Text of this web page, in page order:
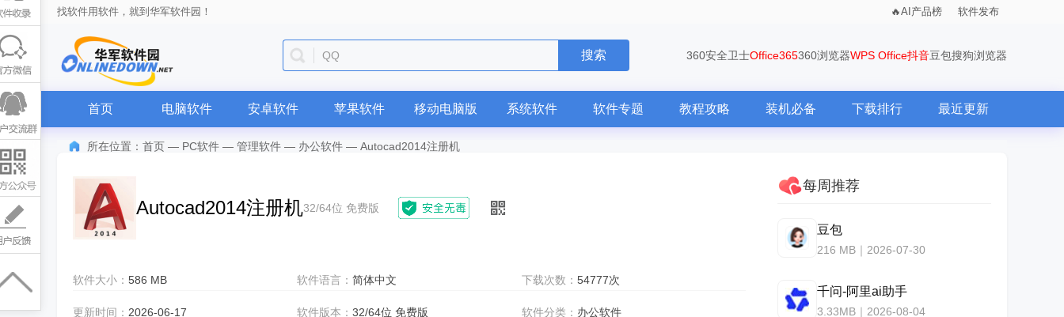
找软件用软件，就到华军软件园！ AI产品榜 软件发布
QQ 搜索 360安全卫士Office365360浏览器WPS Office抖音豆包搜狗浏览器
首页 电脑软件 安卓软件 苹果软件 移动电脑版 系统软件 软件专题 教程攻略 装机必备 下载排行 最近更新
所在位置： 首页 — PC软件 — 管理软件 — 办公软件 — Autocad2014注册机
Autocad2014注册机32/64位 免费版
软件大小： 586 MB 软件语言：简体中文 下载次数： 54777次
更新时间： 2026-06-17 软件版本：32/64位 免费版 软件分类： 办公软件
每周推荐
豆包
216 MB｜2026-07-30
千问-阿里ai助手
3.33MB｜2026-08-04